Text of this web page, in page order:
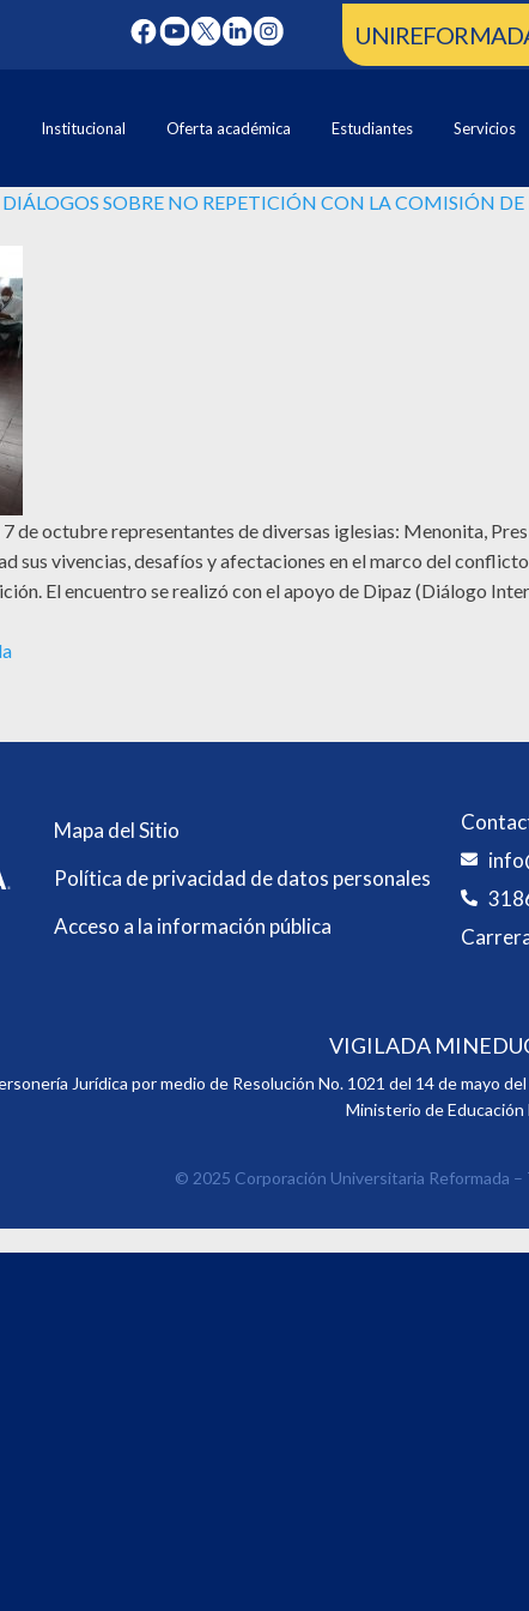
Institucional Oferta académica Estudiantes Servicios
SOBRE NO REPETICIÓN CON LA COMISIÓN
de octubre representantes de diversas iglesias: Menonita,
sus vivencias, desafíos y afectaciones en el marco del
El encuentro se realizó con el apoyo de Dipaz (Diálogo
Mapa del Sitio
Política de privacidad de datos personales
Acceso a la información pública
VIGILADA
Jurídica por medio de Resolución No. 1021 del 14 de mayo
Ministerio de Educación
© 2025 Corporación Universitaria Reformada